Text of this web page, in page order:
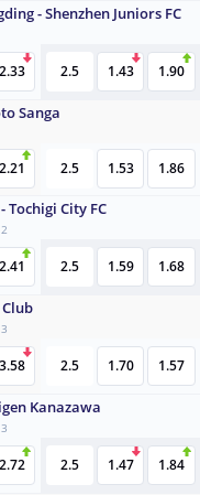
- Shenzhen Juniors FC
2.33 2.5 1.43 1.90
Sanga
2.21 2.5 1.53 1.86
Tochigi City FC
2.41 2.5 1.59 1.68
3.58 2.5 1.70 1.57
Kanazawa
2.72 2.5 1.47 1.84